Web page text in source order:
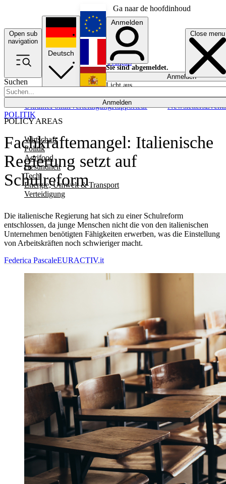
Ga naar de hoofdinhoud
Open sub
navigation
Close menu
Suchen
Anmelden
POLICY AREAS
Wirtschaft
Politik
Agrifood
Gesundheit
Tech
Energie, Umwelt & Transport
Verteidigung
UkrainePolitikVerteidigungRapporteur NewslettersEvents
Deutsch
English
Français
Anmelden
Sie sind abgemeldet.
Anmelden
Licht aus
Fachkräftemangel: Italienische
Regierung setzt auf
Schulreform
Die italienische Regierung hat sich zu einer Schulreform
entschlossen, da junge Menschen nicht die von den italienischen
Unternehmen benötigten Fähigkeiten erwerben, was die Einstellung
von Arbeitskräften noch schwieriger macht.
POLITIK
Federica PascaleEURACTIV.it